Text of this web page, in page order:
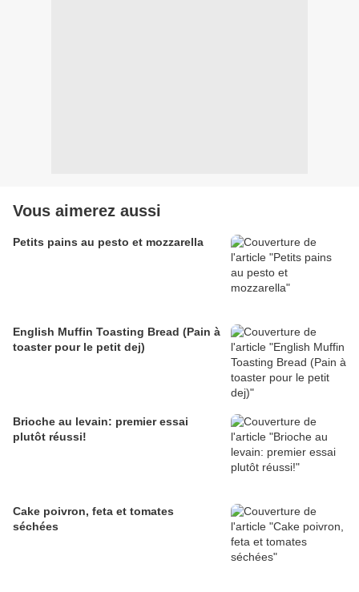
Vous aimerez aussi
Petits pains au pesto et mozzarella
English Muffin Toasting Bread (Pain à
toaster pour le petit dej)
Brioche au levain: premier essai
plutôt réussi!
Cake poivron, feta et tomates
séchées